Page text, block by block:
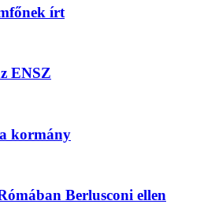
írt
ENSZ
kormány
Berlusconi ellen